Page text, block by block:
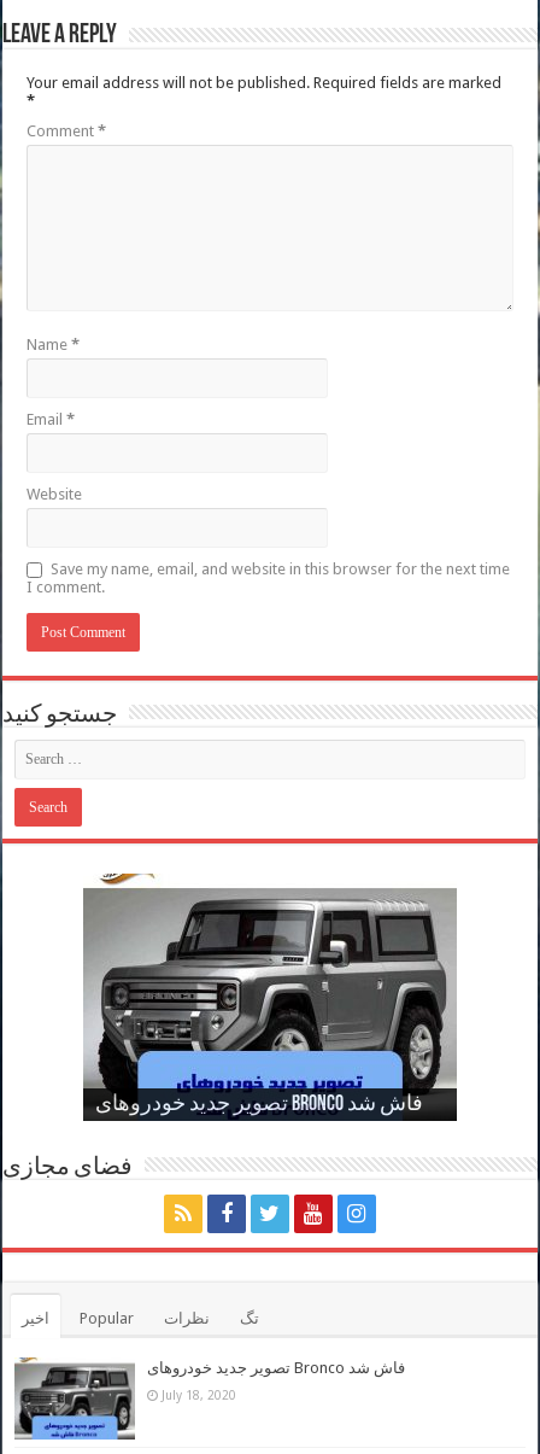
Leave a Reply
Your email address will not be published. Required fields are marked
*
Comment*
Name*
Email*
Website
Save my name, email, and website in this browser for the next time
I comment.
جستجو کنید
تصویر جدید خودروهای Bronco فاش شد
تقاضا برای حضور داوطلبان در اولین
آزمایش واکسن کوید 19 در دنیا
قلیان کشیدن در اماکن عمومی در دبی
ازاد شدند
هواپیمایی امارات تهران را به برنامه خود
افزود
فضای مجازی
اخیر Popular نظرات تگ
تصویر جدید خودروهای Bronco فاش شد
July 18, 2020